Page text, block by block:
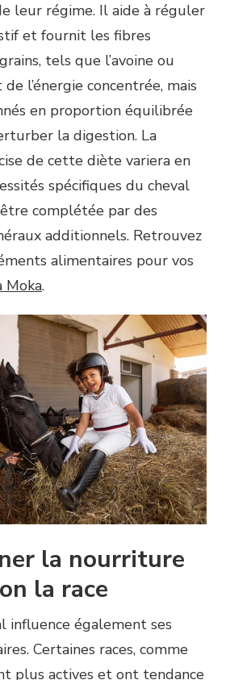
leur régime. Il aide à réguler
et fournit les fibres
tels que l’avoine ou
l’énergie concentrée, mais
en proportion équilibrée
la digestion. La
de cette diète variera en
spécifiques du cheval
complétée par des
additionnels. Retrouvez
alimentaires pour vos
Moka.
la nourriture
la race
influence également ses
Certaines races, comme
plus actives et ont tendance